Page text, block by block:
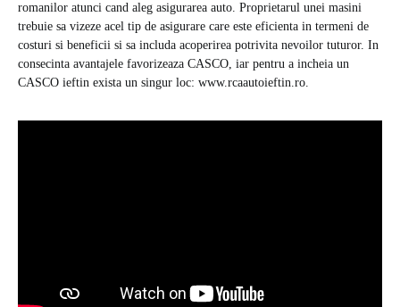
romanilor atunci cand aleg asigurarea auto. Proprietarul unei masini
trebuie sa vizeze acel tip de asigurare care este eficienta in termeni de
costuri si beneficii si sa includa acoperirea potrivita nevoilor tuturor. In
consecinta avantajele favorizeaza CASCO, iar pentru a incheia un
CASCO ieftin exista un singur loc: www.rcaautoieftin.ro.